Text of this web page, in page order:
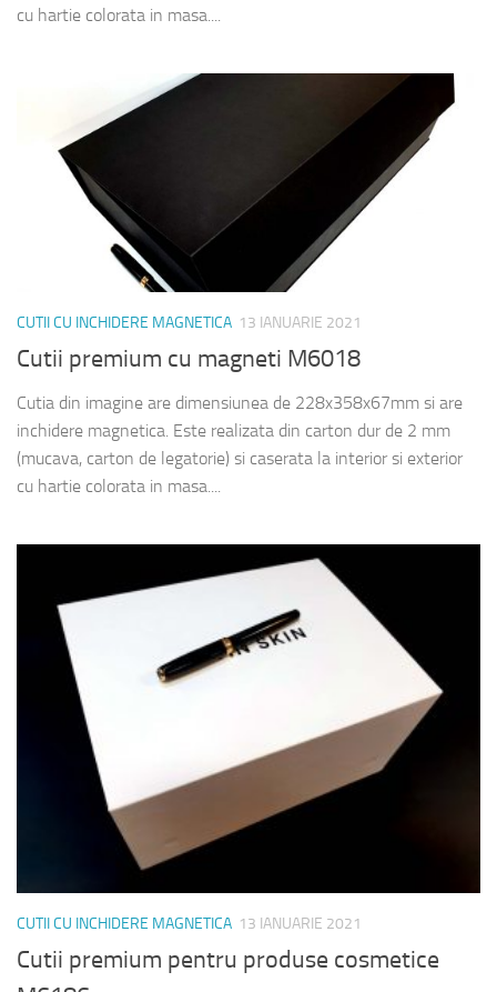
cu hartie colorata in masa....
CUTII CU INCHIDERE MAGNETICA 13 IANUARIE 2021
Cutii premium cu magneti M6018
Cutia din imagine are dimensiunea de 228x358x67mm si are
inchidere magnetica. Este realizata din carton dur de 2 mm
(mucava, carton de legatorie) si caserata la interior si exterior
cu hartie colorata in masa....
CUTII CU INCHIDERE MAGNETICA 13 IANUARIE 2021
Cutii premium pentru produse cosmetice